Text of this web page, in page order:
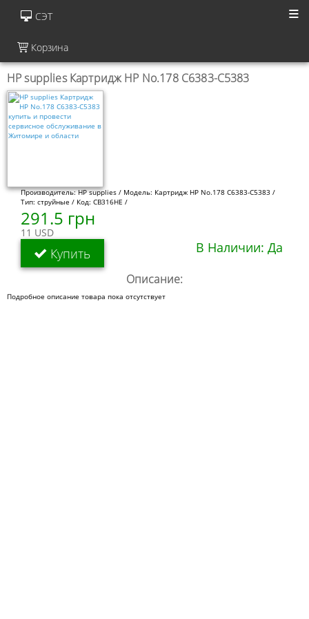
СЭТ
Корзина
HP supplies Картридж HP No.178 C6383-C5383
Производитель: HP supplies / Модель: Картридж HP No.178 C6383-C5383 /
Тип: струйные / Код: CB316HE /
291.5 грн
11 USD
Купить В Наличии: Да
Описание:
Подробное описание товара пока отсутствует